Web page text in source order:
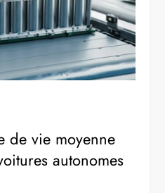
de vie moyenne
autonomes